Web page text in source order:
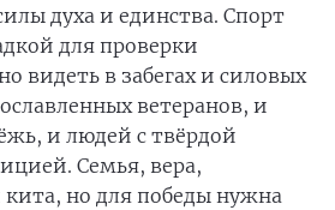
духа и единства. Спорт
для проверки
видеть в забегах и силовых
ветеранов, и
и людей с твёрдой
Семья, вера,
но для победы нужна